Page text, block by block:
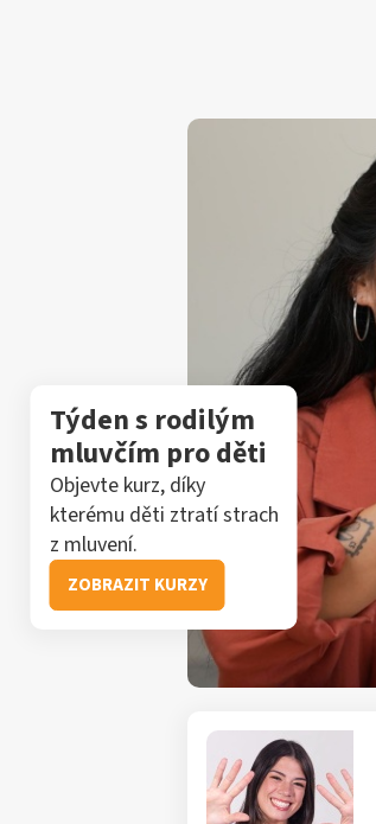
Týden s rodilým
mluvčím pro děti
Objevte kurz, díky
kterému děti ztratí strach
z mluvení.
ZOBRAZIT KURZY